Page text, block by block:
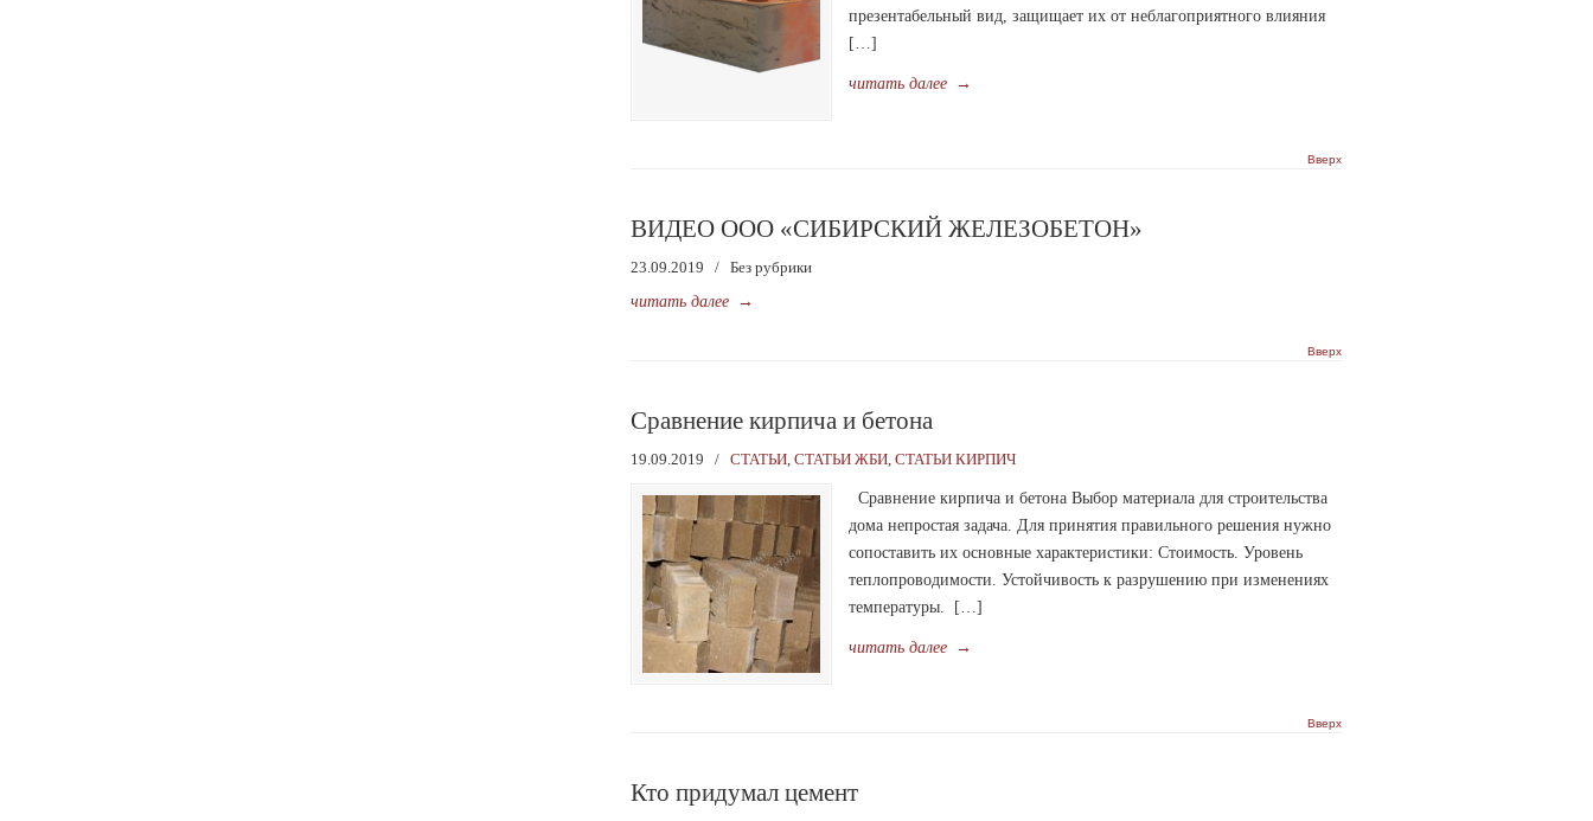
презентабельный вид, защищает их от неблагоприятного влияния
[…]
читать далее →
Вверх
ВИДЕО ООО «СИБИРСКИЙ ЖЕЛЕЗОБЕТОН»
23.09.2019 / Без рубрики
читать далее →
Вверх
Сравнение кирпича и бетона
19.09.2019 / СТАТЬИ, СТАТЬИ ЖБИ, СТАТЬИ КИРПИЧ
Сравнение кирпича и бетона Выбор материала для строительства
дома непростая задача. Для принятия правильного решения нужно
сопоставить их основные характеристики: Стоимость. Уровень
теплопроводимости. Устойчивость к разрушению при изменениях
температуры. […]
читать далее →
Вверх
Кто придумал цемент